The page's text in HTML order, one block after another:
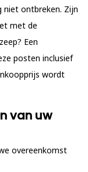
niet ontbreken. Zijn
met de
Een
posten inclusief
wordt
van uw
overeenkomst